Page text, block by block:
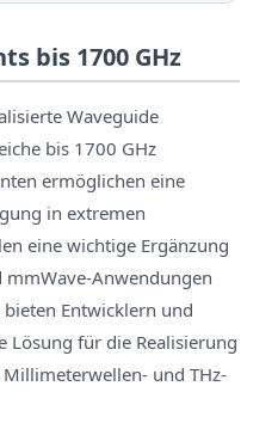
bis 1700 GHz
Waveguide
bis 1700 GHz
ermöglichen eine
in extremen
eine wichtige Ergänzung
mmWave-Anwendungen
Entwicklern und
Lösung für die Realisierung
und THz-